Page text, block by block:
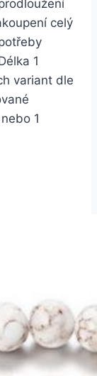
celý
1
variant dle
1